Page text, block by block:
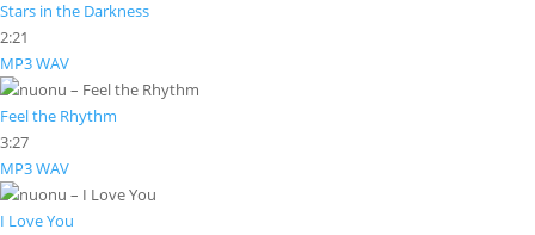
Stars in the Darkness
2:21
MP3WAV
Feel the Rhythm
3:27
MP3WAV
I Love You